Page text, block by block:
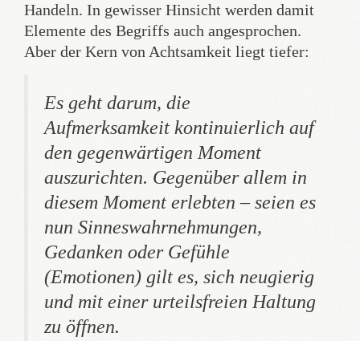
Handeln. In gewisser Hinsicht werden damit
Elemente des Begriffs auch angesprochen.
Aber der Kern von Achtsamkeit liegt tiefer:
Es geht darum, die
Aufmerksamkeit kontinuierlich auf
den gegenwärtigen Moment
auszurichten. Gegenüber allem in
diesem Moment erlebten – seien es
nun Sinneswahrnehmungen,
Gedanken oder Gefühle
(Emotionen) gilt es, sich neugierig
und mit einer urteilsfreien Haltung
zu öffnen.